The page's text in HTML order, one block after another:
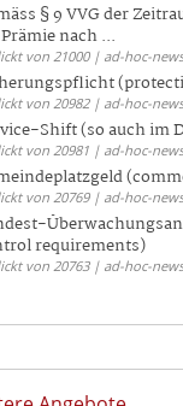
§ 9 VVG der
nach ...
von 21000 | ad-hoc-
von 20982 | ad-hoc-
Shift (so auch im
von 20981 | ad-hoc-
von 20769 | ad-hoc-
requirements)
von 20763 | ad-hoc-